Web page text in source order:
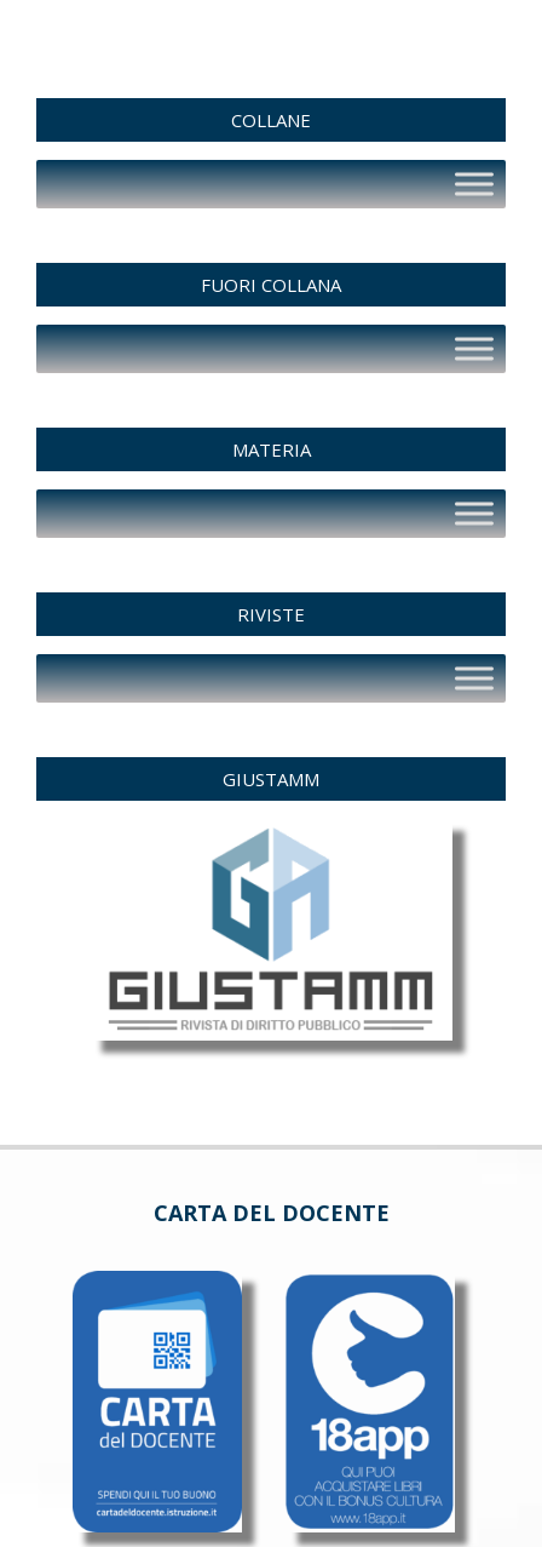
COLLANE
FUORI COLLANA
MATERIA
RIVISTE
GIUSTAMM
CARTA DEL DOCENTE